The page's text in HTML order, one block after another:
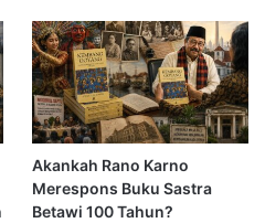
Akankah Rano Karno
Merespons Buku Sastra
Betawi 100 Tahun?